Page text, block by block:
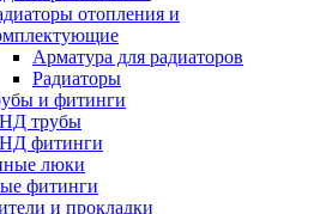
отопления и
Арматура для радиаторов
Радиаторы
и фитинги
трубы
фитинги
люки
фитинги
и прокладки